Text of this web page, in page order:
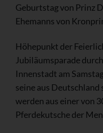
Geburtstag von Prinz
Ehemanns von
Höhepunkt der
Jubiläumsparade
Innenstadt am
seine aus Deutschland
werden aus einer von
Pferdekutsche der